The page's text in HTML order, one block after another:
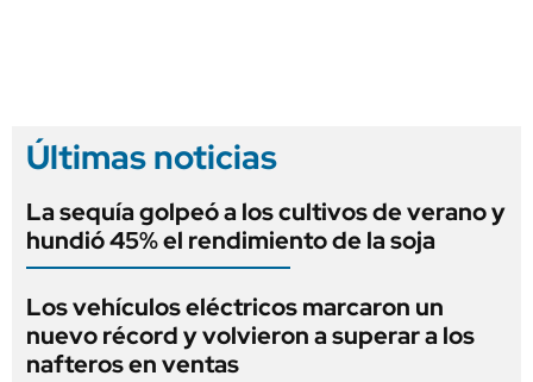
Últimas noticias
La sequía golpeó a los cultivos de verano y
hundió 45% el rendimiento de la soja
Los vehículos eléctricos marcaron un
nuevo récord y volvieron a superar a los
nafteros en ventas